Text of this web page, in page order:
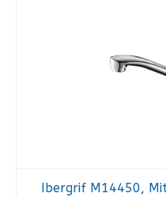
Ibergrif M14450,